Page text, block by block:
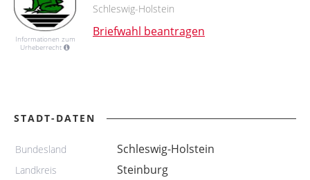
Informationen zum
Urheberrecht
Schleswig-Holstein
Briefwahl beantragen
STADT-DATEN
Bundesland Schleswig-Holstein
Landkreis Steinburg